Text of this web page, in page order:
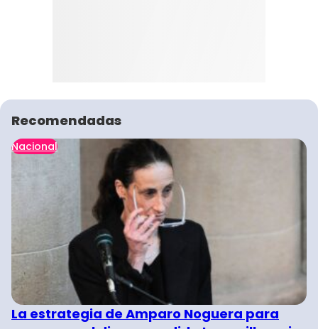
Recomendadas
Nacional
La estrategia de Amparo Noguera para